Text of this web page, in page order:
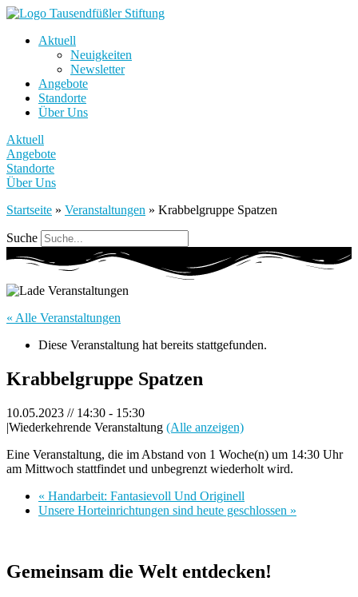
Aktuell
Neuigkeiten
Newsletter
Angebote
Standorte
Über Uns
Aktuell
Angebote
Standorte
Über Uns
Startseite » Veranstaltungen » Krabbelgruppe Spatzen
Suche
« Alle Veranstaltungen
Diese Veranstaltung hat bereits stattgefunden.
Krabbelgruppe Spatzen
10.05.2023 // 14:30 - 15:30
|Wiederkehrende Veranstaltung (Alle anzeigen)
Eine Veranstaltung, die im Abstand von 1 Woche(n) um 14:30 Uhr
am Mittwoch stattfindet und unbegrenzt wiederholt wird.
« Handarbeit: Fantasievoll Und Originell
Unsere Horteinrichtungen sind heute geschlossen »
Gemeinsam die Welt entdecken!